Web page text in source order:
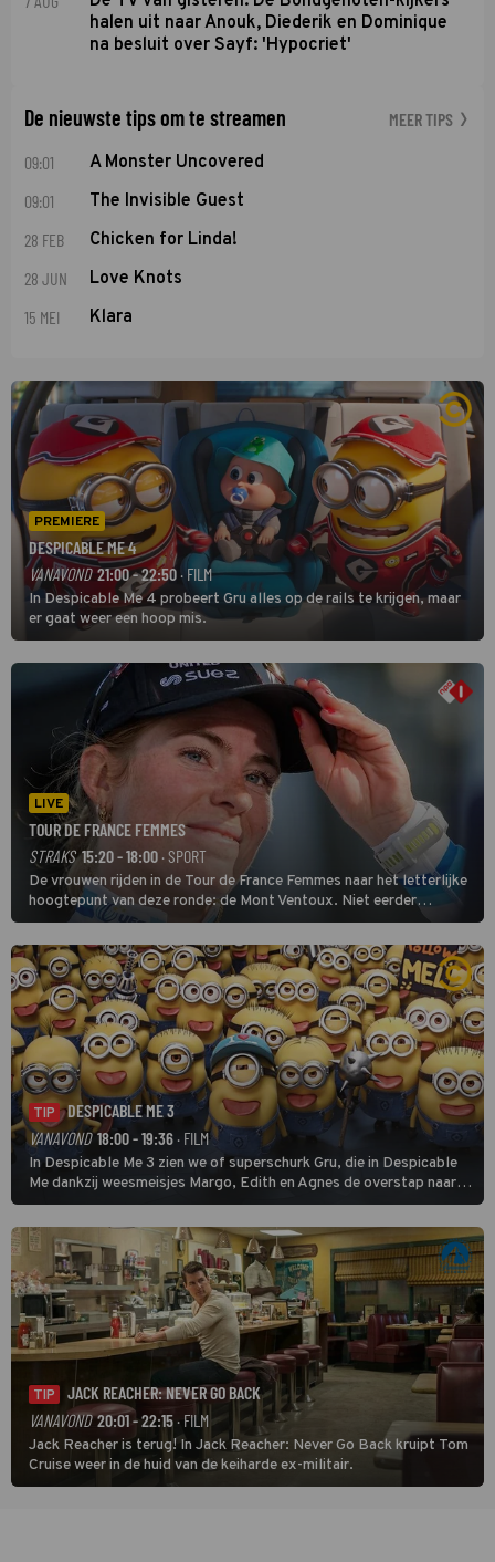
halen uit naar Anouk, Diederik en Dominique
na besluit over Sayf: 'Hypocriet'
De nieuwste tips om te streamen MEER TIPS
09:01 A Monster Uncovered
09:01 The Invisible Guest
28 FEB Chicken for Linda!
28 JUN Love Knots
15 MEI Klara
PREMIERE
DESPICABLE ME 4
VANAVOND 21:00 - 22:50 · FILM
In Despicable Me 4 probeert Gru alles op de rails te krijgen, maar
er gaat weer een hoop mis.
LIVE
TOUR DE FRANCE FEMMES
STRAKS 15:20 - 18:00 · SPORT
De vrouwen rijden in de Tour de France Femmes naar het letterlijke
hoogtepunt van deze ronde: de Mont Ventoux. Niet eerder
finishten de vrouwen voor deze koers op deze kale col uit de
buitencategorie. De aanloop naar de slotklim is vlak.
TIP
DESPICABLE ME 3
VANAVOND 18:00 - 19:36· FILM
In Despicable Me 3 zien we of superschurk Gru, die in Despicable
Me dankzij weesmeisjes Margo, Edith en Agnes de overstap naar
het rechte pad maakte, ook op dat pad weet te blijven.
TIP
JACK REACHER: NEVER GO BACK
VANAVOND 20:01 - 22:15· FILM
Jack Reacher is terug! In Jack Reacher: Never Go Back kruipt Tom
Cruise weer in de huid van de keiharde ex-militair.